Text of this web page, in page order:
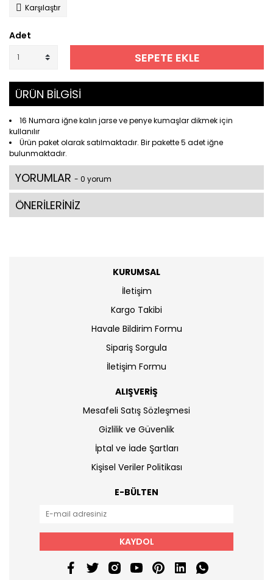
Karşılaştır
Adet
SEPETE EKLE
ÜRÜN BİLGİSİ
16 Numara iğne kalın jarse ve penye kumaşlar dikmek için
kullanılır
Ürün paket olarak satılmaktadır. Bir pakette 5 adet iğne
bulunmaktadır.
YORUMLAR - 0 yorum
ÖNERİLERİNİZ
KURUMSAL
İletişim
Kargo Takibi
Havale Bildirim Formu
Sipariş Sorgula
İletişim Formu
ALIŞVERİŞ
Mesafeli Satış Sözleşmesi
Gizlilik ve Güvenlik
İptal ve İade Şartları
Kişisel Veriler Politikası
E-BÜLTEN
KAYDOL